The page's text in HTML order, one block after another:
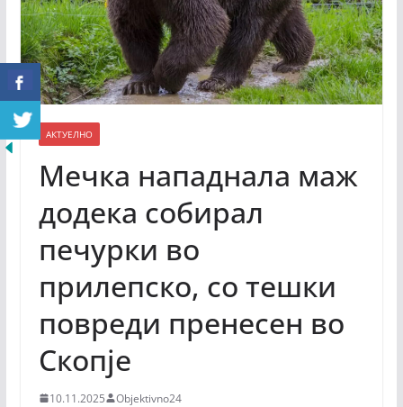
АКТУЕЛНО
Мечка нападнала маж
додека собирал
печурки во
прилепско, со тешки
повреди пренесен во
Скопје
10.11.2025 Objektivno24